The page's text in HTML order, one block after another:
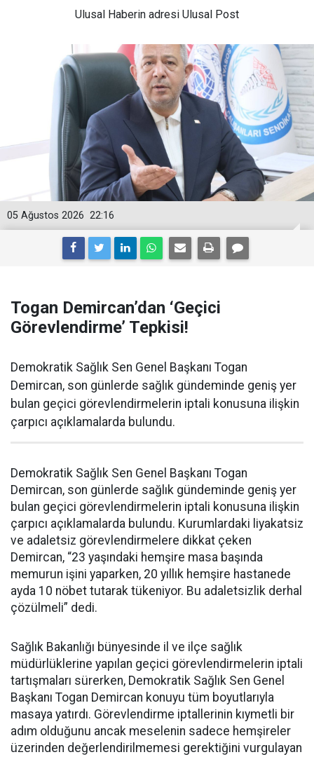
Ulusal Haberin adresi Ulusal Post
22:16
05 Ağustos 2026
Togan Demircan’dan ‘Geçici
Görevlendirme’ Tepkisi!
Demokratik Sağlık Sen Genel Başkanı Togan
Demircan, son günlerde sağlık gündeminde geniş yer
bulan geçici görevlendirmelerin iptali konusuna ilişkin
çarpıcı açıklamalarda bulundu.
Demokratik Sağlık Sen Genel Başkanı Togan
Demircan, son günlerde sağlık gündeminde geniş yer
bulan geçici görevlendirmelerin iptali konusuna ilişkin
çarpıcı açıklamalarda bulundu. Kurumlardaki liyakatsiz
ve adaletsiz görevlendirmelere dikkat çeken
Demircan, “23 yaşındaki hemşire masa başında
memurun işini yaparken, 20 yıllık hemşire hastanede
ayda 10 nöbet tutarak tükeniyor. Bu adaletsizlik derhal
çözülmeli” dedi.
Sağlık Bakanlığı bünyesinde il ve ilçe sağlık
müdürlüklerine yapılan geçici görevlendirmelerin iptali
tartışmaları sürerken, Demokratik Sağlık Sen Genel
Başkanı Togan Demircan konuyu tüm boyutlarıyla
masaya yatırdı. Görevlendirme iptallerinin kıymetli bir
adım olduğunu ancak meselenin sadece hemşireler
üzerinden değerlendirilmemesi gerektiğini vurgulayan